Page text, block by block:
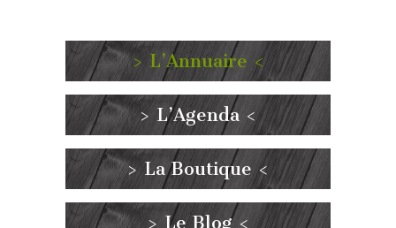
> L’Annuaire <
> L’Agenda <
> La Boutique <
> Le Blog <